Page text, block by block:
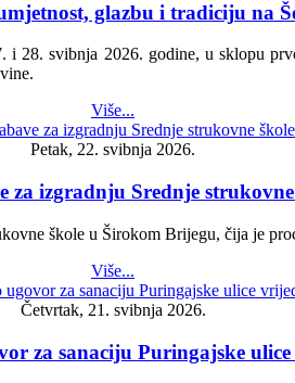
glazbu i tradiciju na
svibnja 2026. godine, u sklopu
Više...
Petak, 22. svibnja 2026.
za izgradnju Srednje
škole u Širokom Brijegu, čija je
Više...
Četvrtak, 21. svibnja 2026.
za sanaciju Puringajske